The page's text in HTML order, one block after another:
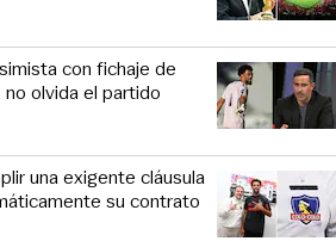
con fichaje de
no olvida el partido
una exigente cláusula
su contrato